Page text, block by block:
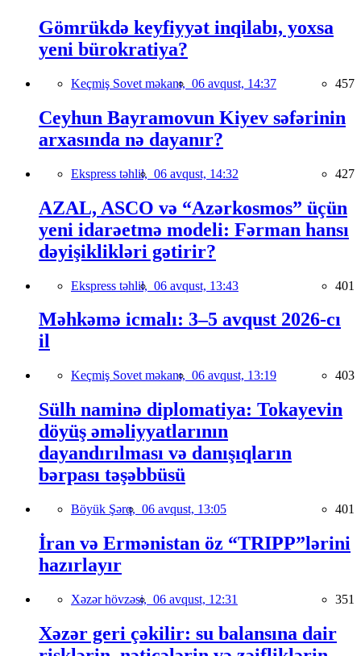
Gömrükdə keyfiyyət inqilabı, yoxsa
yeni bürokratiya?
Keçmiş Sovet məkanı, 06 avqust, 14:37 457
Ceyhun Bayramovun Kiyev səfərinin
arxasında nə dayanır?
Ekspress təhlil, 06 avqust, 14:32 427
AZAL, ASCO və “Azərkosmos” üçün
yeni idarəetmə modeli: Fərman hansı
dəyişiklikləri gətirir?
Ekspress təhlil, 06 avqust, 13:43 401
Məhkəmə icmalı: 3–5 avqust 2026-cı
il
Keçmiş Sovet məkanı, 06 avqust, 13:19 403
Sülh naminə diplomatiya: Tokayevin
döyüş əməliyyatlarının
dayandırılması və danışıqların
bərpası təşəbbüsü
Böyük Şərq, 06 avqust, 13:05 401
İran və Ermənistan öz “TRIPP”lərini
hazırlayır
Xəzər hövzəsi, 06 avqust, 12:31 351
Xəzər geri çəkilir: su balansına dair